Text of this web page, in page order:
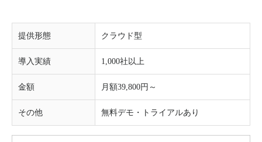
提供形態 クラウド型
導入実績 1,000社以上
金額 月額39,800円～
その他 無料デモ・トライアルあり